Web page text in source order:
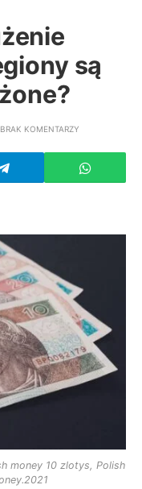
są
BRAK KOMENTARZY
money 10 zlotys, Polish